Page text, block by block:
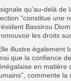
qu’au-delà de
“constitue une
Bassirou
les droits
illustre également
que la confiance
en matière
commente la